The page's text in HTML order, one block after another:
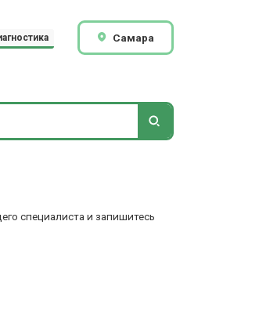
Самара
специалиста и запишитесь